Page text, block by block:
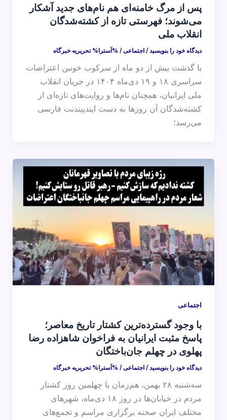
پس از مرگ خامنه‌ای هم نام‌های جدید آشکار
می‌شوند؛ فهرستی تازه از کشته‌شدگان
انقلاب ملی
دیدگاه‌ خود را بنویسید / اجتماعی/ %آسترا% تحریریه خبرگاه
با گذشت بیش از دو ماه از سرکوب خونین اعتراضات
سراسری ۱۸ و ۱۹ دی‌ماه ۱۴۰۴ در جریان انقلاب
ملی ایرانیان، همچنان نام‌ها و روایت‌های تازه‌ای از
کشته‌شدگان آن روزها به دست ایندیپندنت فارسی
می‌رسد؛
اجتماعی
با وجود گسترده‌ترین کشتار تاریخ معاصر؛
پاسخ مثبت ایرانیان به فراخوان شاهزاده رضا
پهلوی در چهلم جان‌باختگان
دیدگاه‌ خود را بنویسید / اجتماعی/ %آسترا% تحریریه خبرگاه
سه‌شنبه ۲۸ بهمن، هم‌زمان با چهلمین روز کشتار
مردم در خیابان‌ها در روز ۱۸ دی‌ماه، شهرهای
مختلف ایران صحنه برگزاری مراسم و تجمع‌های